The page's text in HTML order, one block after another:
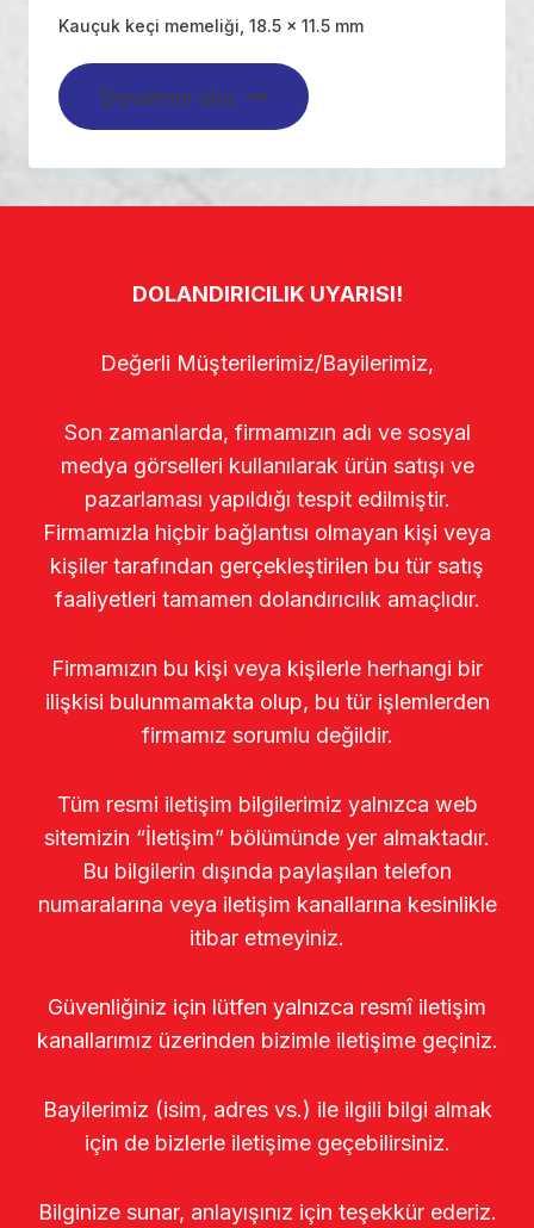
Kauçuk keçi memeliği, 18.5 x 11.5 mm
Devamını oku
DOLANDIRICILIK UYARISI!
Değerli Müşterilerimiz/Bayilerimiz,
Son zamanlarda, firmamızın adı ve sosyal
medya görselleri kullanılarak ürün satışı ve
pazarlaması yapıldığı tespit edilmiştir.
Firmamızla hiçbir bağlantısı olmayan kişi veya
kişiler tarafından gerçekleştirilen bu tür satış
faaliyetleri tamamen dolandırıcılık amaçlıdır.
Firmamızın bu kişi veya kişilerle herhangi bir
ilişkisi bulunmamakta olup, bu tür işlemlerden
firmamız sorumlu değildir.
Tüm resmi iletişim bilgilerimiz yalnızca web
sitemizin “İletişim” bölümünde yer almaktadır.
Bu bilgilerin dışında paylaşılan telefon
numaralarına veya iletişim kanallarına kesinlikle
itibar etmeyiniz.
Güvenliğiniz için lütfen yalnızca resmî iletişim
kanallarımız üzerinden bizimle iletişime geçiniz.
Bayilerimiz (isim, adres vs.) ile ilgili bilgi almak
için de bizlerle iletişime geçebilirsiniz.
Bilginize sunar, anlayışınız için teşekkür ederiz.